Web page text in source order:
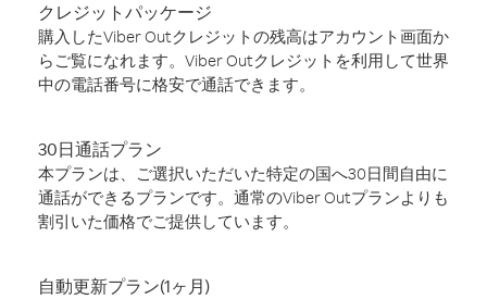
クレジットパッケージ
購入したViber Outクレジットの残高はアカウント画面か
らご覧になれます。Viber Outクレジットを利用して世界
中の電話番号に格安で通話できます。
30日通話プラン
本プランは、ご選択いただいた特定の国へ30日間自由に
通話ができるプランです。通常のViber Outプランよりも
割引いた価格でご提供しています。
自動更新プラン(1ヶ月)